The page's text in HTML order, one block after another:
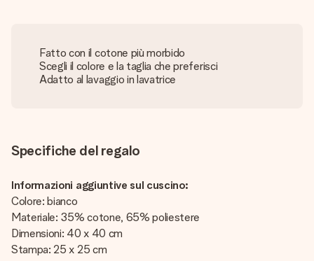
Fatto con il cotone più morbido
Scegli il colore e la taglia che preferisci
Adatto al lavaggio in lavatrice
Specifiche del regalo
Informazioni aggiuntive sul cuscino:
Colore: bianco
Materiale: 35% cotone, 65% poliestere
Dimensioni: 40 x 40 cm
Stampa: 25 x 25 cm